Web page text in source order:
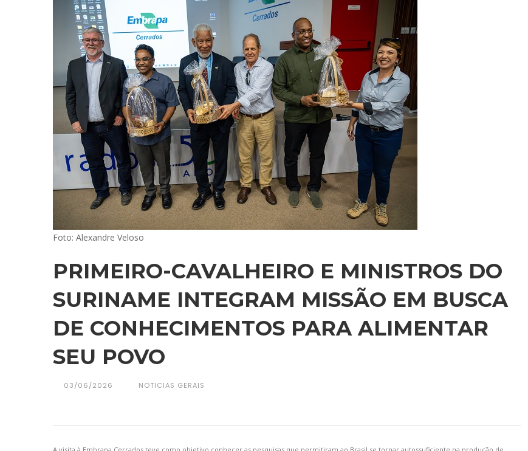
Foto: Alexandre Veloso
PRIMEIRO-CAVALHEIRO E MINISTROS DO
SURINAME INTEGRAM MISSÃO EM BUSCA
DE CONHECIMENTOS PARA ALIMENTAR
SEU POVO
03/06/2026 NOTICIAS GERAIS